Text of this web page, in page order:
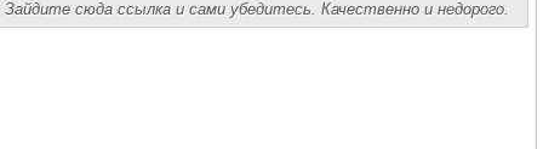
сюда ссылка и сами убедитесь. Качественно и недорого.